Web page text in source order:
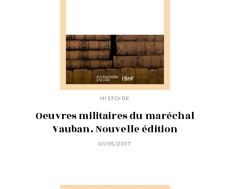
HISTOIRE
Oeuvres militaires du maréchal
Vauban. Nouvelle édition
01/05/2017